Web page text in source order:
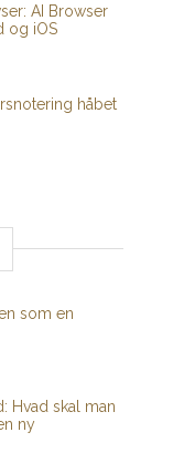
AI Browser
og iOS
håbet
som en
Hvad skal man
ny